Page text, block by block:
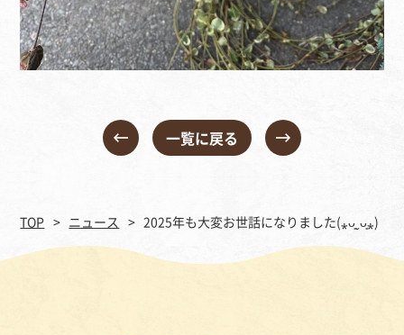
一覧に戻る
TOP ニュース 2025年も大変お世話になりました(⁎ᴗ͈ˬᴗ͈⁎)